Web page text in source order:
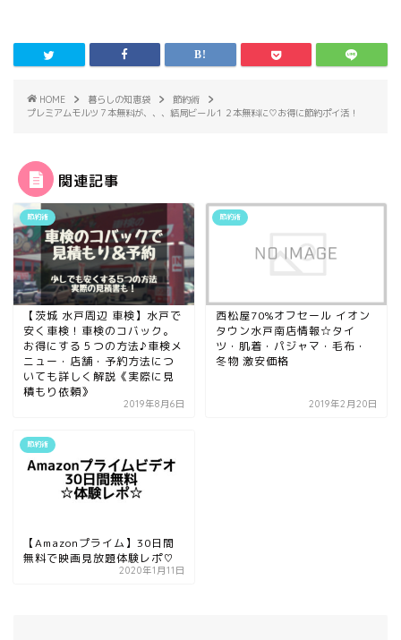
HOME 暮らしの知恵袋
節約術
プレミアムモルツ７本無料が、、、結局ビール１２本無料に♡お得に節約ポイ活！
関連記事
節約術
【茨城 水戸周辺 車検】水戸で
安く車検！車検のコバック。
お得にする５つの方法♪車検メ
ニュー・店舗・予約方法につ
いても詳しく解説《実際に見
積もり依頼》
2019年8月6日
節約術
西松屋70%オフセール イオン
タウン水戸南店情報☆タイ
ツ・肌着・パジャマ・毛布・
冬物 激安価格
2019年2月20日
節約術
【Amazonプライム】30日間
無料で映画見放題体験レポ♡
2020年1月11日